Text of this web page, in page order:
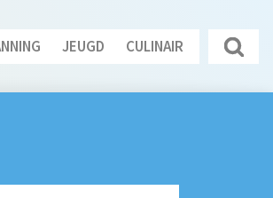
JEUGD CULINAIR